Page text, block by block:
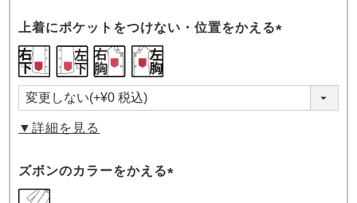
上着にポケットをつけない・位置をかえる
▼詳細を見る
ズボンのカラーをかえる